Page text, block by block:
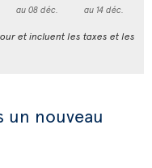
au 08 déc.
au 14 déc.
et incluent les taxes et les
un nouveau